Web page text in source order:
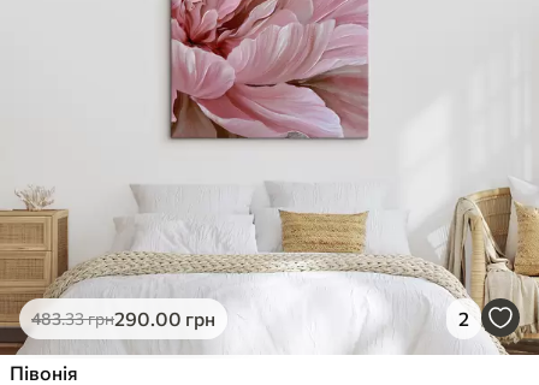
483.33грн290.00 грн 2
Півонія